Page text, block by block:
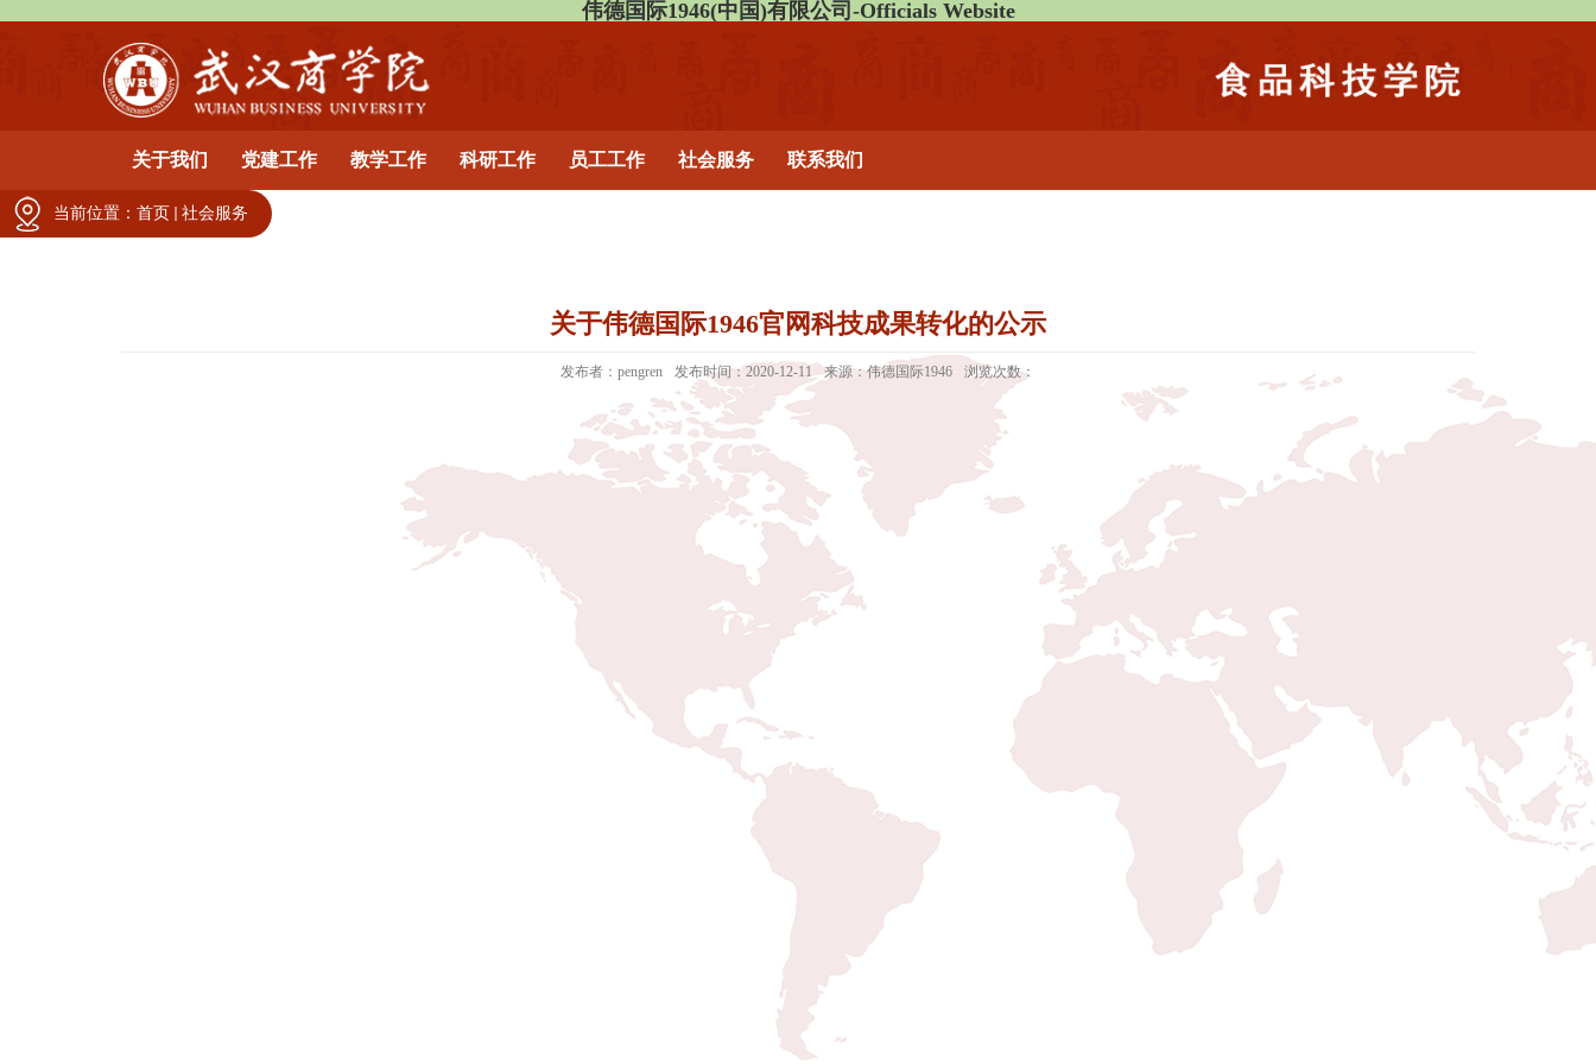
伟德国际1946(中国)有限公司-Officials Website
关于我们 党建工作 教学工作 科研工作 员工工作 社会服务 联系我们
关于伟德国际1946官网科技成果转化的公示
发布者：pengren 发布时间：2020-12-11 来源：伟德国际1946 浏览次数：
当前位置： 首页 社会服务